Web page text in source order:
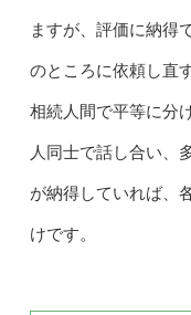
ますが、評価に納得
のところに依頼し直
相続人間で平等に分
人同士で話し合い、
が納得していれば、
けです。